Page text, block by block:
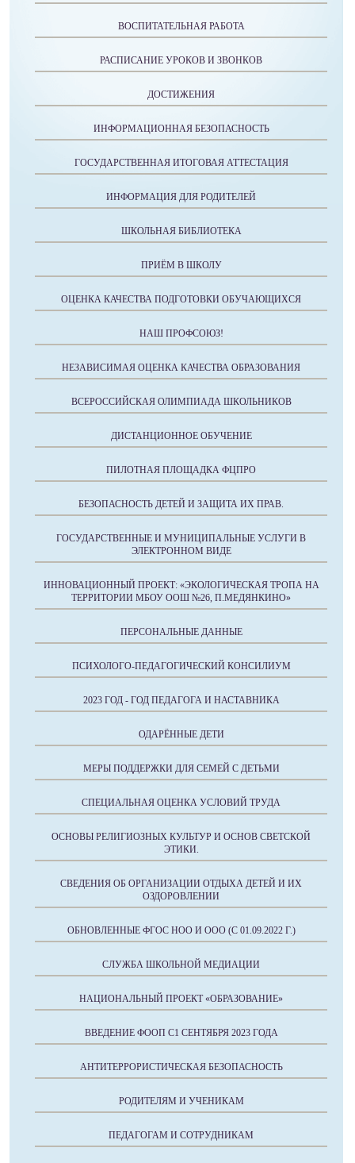
ВОСПИТАТЕЛЬНАЯ РАБОТА
РАСПИСАНИЕ УРОКОВ И ЗВОНКОВ
ДОСТИЖЕНИЯ
ИНФОРМАЦИОННАЯ БЕЗОПАСНОСТЬ
ГОСУДАРСТВЕННАЯ ИТОГОВАЯ АТТЕСТАЦИЯ
ИНФОРМАЦИЯ ДЛЯ РОДИТЕЛЕЙ
ШКОЛЬНАЯ БИБЛИОТЕКА
ПРИЁМ В ШКОЛУ
ОЦЕНКА КАЧЕСТВА ПОДГОТОВКИ ОБУЧАЮЩИХСЯ
НАШ ПРОФСОЮЗ!
НЕЗАВИСИМАЯ ОЦЕНКА КАЧЕСТВА ОБРАЗОВАНИЯ
ВСЕРОССИЙСКАЯ ОЛИМПИАДА ШКОЛЬНИКОВ
ДИСТАНЦИОННОЕ ОБУЧЕНИЕ
ПИЛОТНАЯ ПЛОЩАДКА ФЦПРО
БЕЗОПАСНОСТЬ ДЕТЕЙ И ЗАЩИТА ИХ ПРАВ.
ГОСУДАРСТВЕННЫЕ И МУНИЦИПАЛЬНЫЕ УСЛУГИ В
ЭЛЕКТРОННОМ ВИДЕ
ИННОВАЦИОННЫЙ ПРОЕКТ: «ЭКОЛОГИЧЕСКАЯ ТРОПА НА
ТЕРРИТОРИИ МБОУ ООШ №26, П.МЕДЯНКИНО»
ПЕРСОНАЛЬНЫЕ ДАННЫЕ
ПСИХОЛОГО-ПЕДАГОГИЧЕСКИЙ КОНСИЛИУМ
2023 ГОД - ГОД ПЕДАГОГА И НАСТАВНИКА
ОДАРЁННЫЕ ДЕТИ
МЕРЫ ПОДДЕРЖКИ ДЛЯ СЕМЕЙ С ДЕТЬМИ
СПЕЦИАЛЬНАЯ ОЦЕНКА УСЛОВИЙ ТРУДА
ОСНОВЫ РЕЛИГИОЗНЫХ КУЛЬТУР И ОСНОВ СВЕТСКОЙ
ЭТИКИ.
СВЕДЕНИЯ ОБ ОРГАНИЗАЦИИ ОТДЫХА ДЕТЕЙ И ИХ
ОЗДОРОВЛЕНИИ
ОБНОВЛЕННЫЕ ФГОС НОО И ООО (С 01.09.2022 Г.)
СЛУЖБА ШКОЛЬНОЙ МЕДИАЦИИ
НАЦИОНАЛЬНЫЙ ПРОЕКТ «ОБРАЗОВАНИЕ»
ВВЕДЕНИЕ ФООП С1 СЕНТЯБРЯ 2023 ГОДА
АНТИТЕРРОРИСТИЧЕСКАЯ БЕЗОПАСНОСТЬ
РОДИТЕЛЯМ И УЧЕНИКАМ
ПЕДАГОГАМ И СОТРУДНИКАМ